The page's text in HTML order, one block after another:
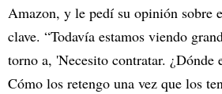
Amazon, y le pedí su opinión sobre
clave. “Todavía estamos viendo
torno a, 'Necesito contratar. ¿Dónde
Cómo los retengo una vez que los